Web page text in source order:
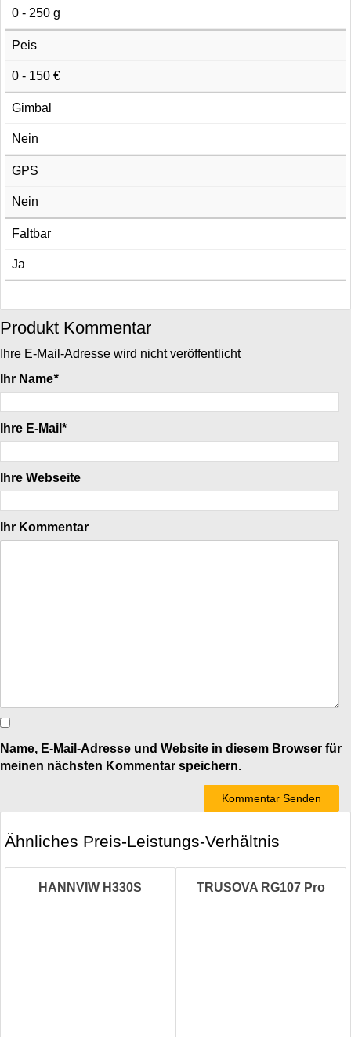
0 - 250 g
Peis
0 - 150 €
Gimbal
Nein
GPS
Nein
Faltbar
Ja
Produkt Kommentar
Ihre E-Mail-Adresse wird nicht veröffentlicht
Ihr Name*
Ihre E-Mail*
Ihre Webseite
Ihr Kommentar
Name, E-Mail-Adresse und Website in diesem Browser für
meinen nächsten Kommentar speichern.
Ähnliches Preis-Leistungs-Verhältnis
HANNVIW H330S TRUSOVA RG107 Pro